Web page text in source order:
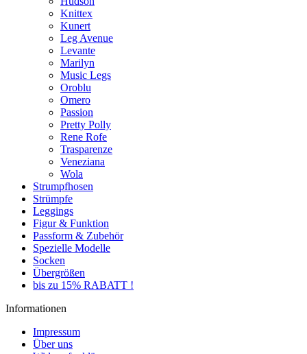
Knittex
Kunert
Leg Avenue
Levante
Marilyn
Music Legs
Oroblu
Omero
Passion
Pretty Polly
Rene Rofe
Trasparenze
Veneziana
Wola
Strumpfhosen
Strümpfe
Leggings
Figur & Funktion
Passform & Zubehör
Spezielle Modelle
Socken
Übergrößen
bis zu 15% RABATT !
Informationen
Impressum
Über uns